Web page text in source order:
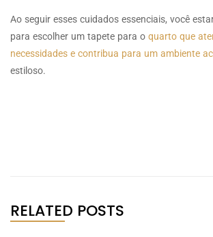
Ao seguir esses cuidados essenciais, você
para escolher um tapete para o quarto que
necessidades e contribua para um ambiente
estiloso.
RELATED POSTS